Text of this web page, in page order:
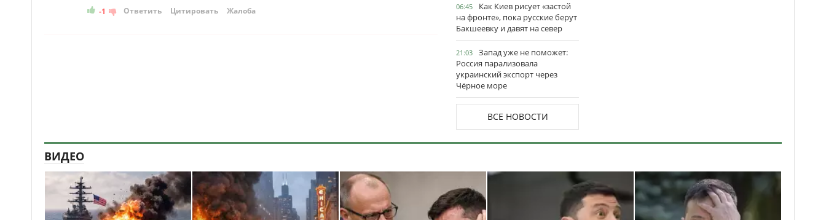
-1 Ответить Цитировать Жалоба 06:45
Как Киев рисует «застой
на фронте», пока русские берут
Бакшеевку и давят на север
21:03
Запад уже не поможет:
Россия парализовала
украинский экспорт через
Чёрное море
ВСЕ НОВОСТИ
ВИДЕО